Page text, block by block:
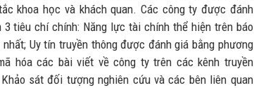
khoa học và khách quan. Các công ty được đánh
3 tiêu chí chính: Năng lực tài chính thể hiện trên báo
Uy tín truyền thông được đánh giá bằng phương
hóa các bài viết về công ty trên các kênh truyền
sát đối tượng nghiên cứu và các bên liên quan